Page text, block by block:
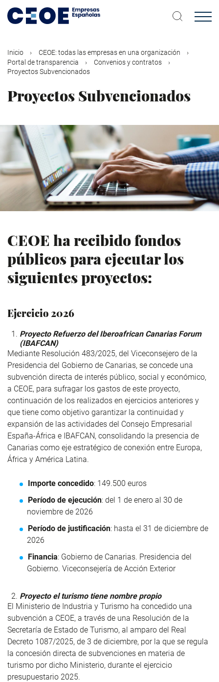
contenido
Inicio
CEOE: todas las empresas en una organización
Portal de transparencia
Convenios y contratos
Proyectos Subvencionados
Proyectos Subvencionados
CEOE ha recibido fondos
públicos para ejecutar los
siguientes proyectos:
Ejercicio 2026
Proyecto Refuerzo del Iberoafrican Canarias Forum
(IBAFCAN)
Mediante Resolución 483/2025, del Viceconsejero de la
Presidencia del Gobierno de Canarias, se concede una
subvención directa de interés público, social y económico,
a CEOE, para sufragar los gastos de este proyecto,
continuación de los realizados en ejercicios anteriores y
que tiene como objetivo garantizar la continuidad y
expansión de las actividades del Consejo Empresarial
España-África e IBAFCAN, consolidando la presencia de
Canarias como eje estratégico de conexión entre Europa,
África y América Latina.
Importe concedido: 149.500 euros
Período de ejecución: del 1 de enero al 30 de
noviembre de 2026
Período de justificación: hasta el 31 de diciembre de
2026
Financia: Gobierno de Canarias. Presidencia del
Gobierno. Viceconsejería de Acción Exterior
Proyecto el turismo tiene nombre propio
El Ministerio de Industria y Turismo ha concedido una
subvención a CEOE, a través de una Resolución de la
Secretaría de Estado de Turismo, al amparo del Real
Decreto 1087/2025, de 3 de diciembre, por la que se regula
la concesión directa de subvenciones en materia de
turismo por dicho Ministerio, durante el ejercicio
presupuestario 2025.